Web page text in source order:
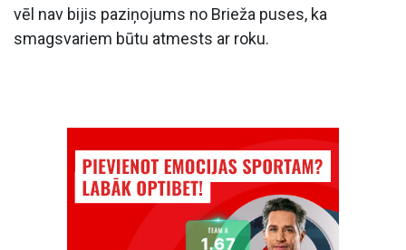
vēl nav bijis paziņojums no Brieža puses, ka
smagsvariem būtu atmests ar roku.